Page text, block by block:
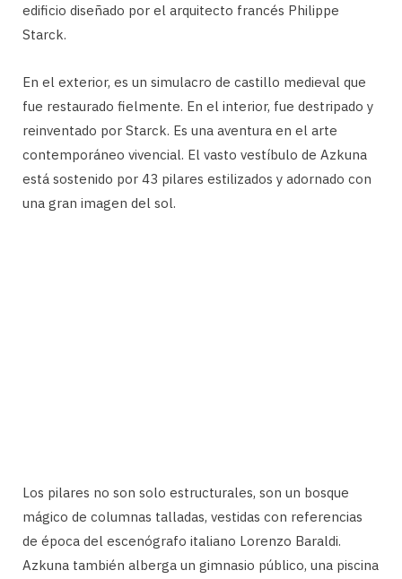
edificio diseñado por el arquitecto francés Philippe
Starck.
En el exterior, es un simulacro de castillo medieval que
fue restaurado fielmente. En el interior, fue destripado y
reinventado por Starck. Es una aventura en el arte
contemporáneo vivencial. El vasto vestíbulo de Azkuna
está sostenido por 43 pilares estilizados y adornado con
una gran imagen del sol.
Los pilares no son solo estructurales, son un bosque
mágico de columnas talladas, vestidas con referencias
de época del escenógrafo italiano Lorenzo Baraldi.
Azkuna también alberga un gimnasio público, una piscina